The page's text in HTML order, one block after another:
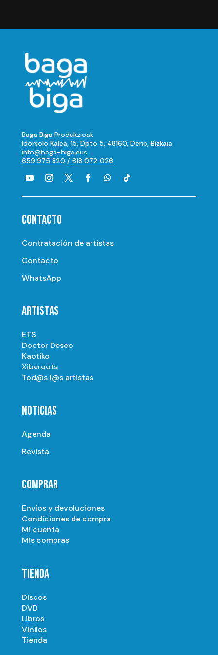
Baga Biga Produkzioak
Idorsolo Kalea, 15, Dpto 5, 48160, Derio, Bizkaia
info@baga-biga.eus
659 975 820 / 618 072 026
CONTACTO
Contratación de artistas
Contacto
WhatsApp
ARTISTAS
ETS
Doctor Deseo
Kaotiko
Xiberoots
Tod@s l@s artistas
NOTICIAS
Agenda
Revista
COMPRAR
Envíos y devoluciones
Condiciones de compra
Mi cuenta
Mis compras
TIENDA
Discos
DVD
Libros
Vinilos
Tienda